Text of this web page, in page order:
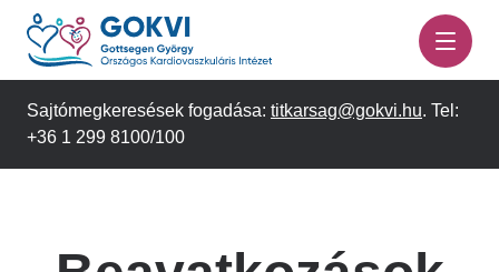
Ugrás
tartalomra
Sajtómegkeresések fogadása: titkarsag@gokvi.hu. Tel:
+36 1 299 8100/100